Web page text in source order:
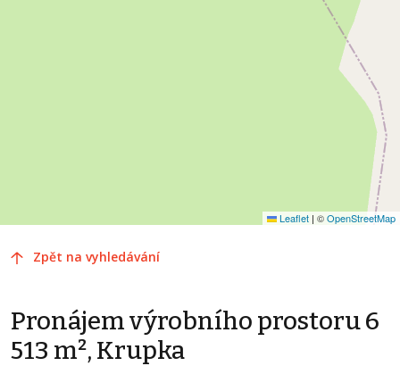
Leaflet | ©OpenStreetMap
Zpět na vyhledávání
Pronájem výrobního prostoru 6
513 m², Krupka